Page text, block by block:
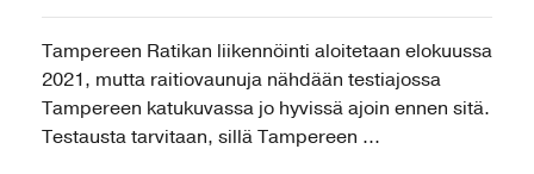
Tampereen Ratikan liikennöinti aloitetaan elokuussa
2021, mutta raitiovaunuja nähdään testiajossa
Tampereen katukuvassa jo hyvissä ajoin ennen sitä.
Testausta tarvitaan, sillä Tampereen ...